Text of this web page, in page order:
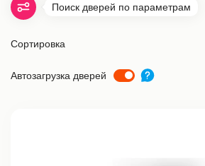
Поиск дверей по параметрам
Сортировка
Автозагрузка дверей